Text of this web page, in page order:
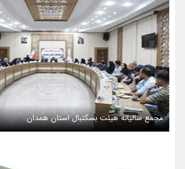
مجمع سالیانه هیئت بسکتبال استان همدان